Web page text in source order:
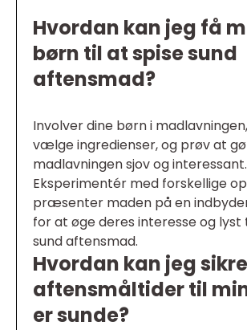
Hvordan kan jeg få
børn til at spise sund
aftensmad?
Involver dine børn i
vælge ingredienser, og prøv at
madlavningen sjov og interessant.
Eksperimentér med forskellige
præsenter maden på en
for at øge deres interesse og lyst
sund aftensmad.
Hvordan kan jeg
aftensmåltider til
er sunde?